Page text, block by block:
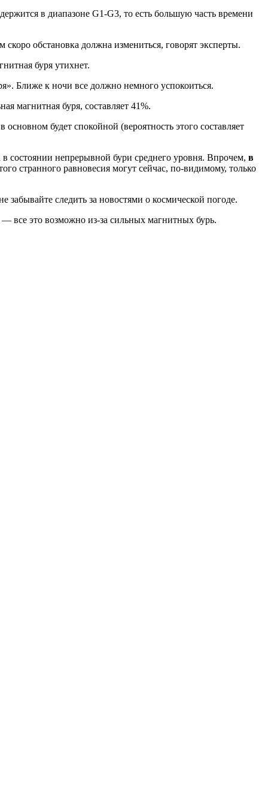
в диапазоне G1-G3, то есть большую часть времени
обстановка должна измениться, говорят эксперты.
буря утихнет.
Ближе к ночи все должно немного успокоиться.
магнитная буря, составляет 41%.
будет спокойной (вероятность этого составляет
состоянии непрерывной бури среднего уровня. Впрочем, в
странного равновесия могут сейчас, по-видимому, только
следить за новостями о космической погоде.
— все это возможно из-за сильных магнитных бурь.